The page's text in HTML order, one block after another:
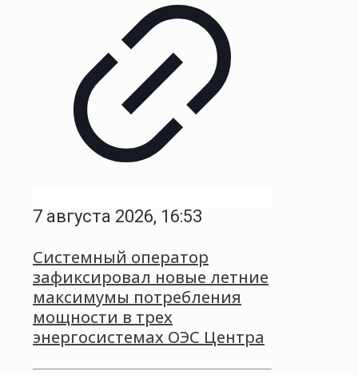
7 августа 2026, 16:53
Системный оператор
зафиксировал новые летние
максимумы потребления
мощности в трех
энергосистемах ОЭС Центра